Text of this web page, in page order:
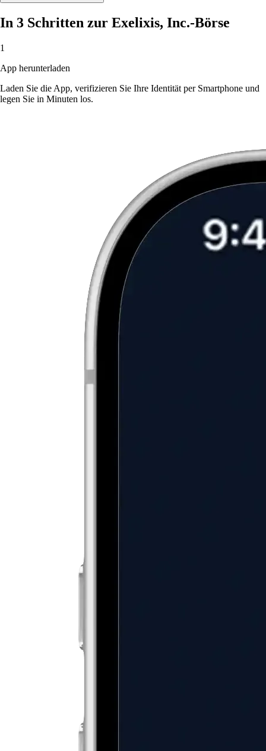
In 3 Schritten zur Exelixis, Inc.-Börse
1
App herunterladen
Laden Sie die App, verifizieren Sie Ihre Identität per Smartphone und
legen Sie in Minuten los.